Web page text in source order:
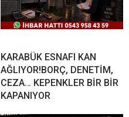
KARABÜK ESNAFI KAN
AĞLIYOR!BORÇ, DENETİM,
CEZA… KEPENKLER BİR BİR
KAPANIYOR